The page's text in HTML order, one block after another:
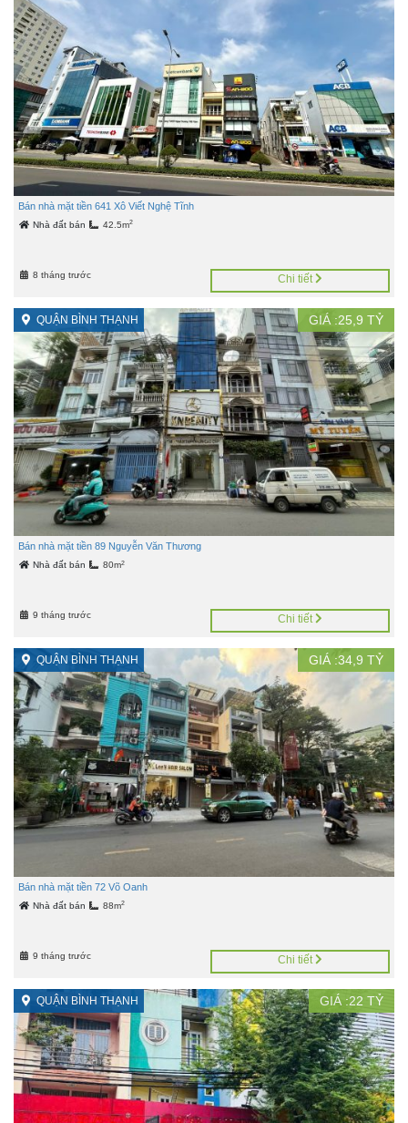
Bán nhà mặt tiền 641 Xô Viết Nghệ Tĩnh
Nhà đất bán 42.5m2
8 tháng trước Chi tiết
QUẬN BÌNH THẠNH GIÁ :25,9 TỶ
Bán nhà mặt tiền 89 Nguyễn Văn Thương
Nhà đất bán 80m2
9 tháng trước Chi tiết
QUẬN BÌNH THẠNH GIÁ :34,9 TỶ
Bán nhà mặt tiền 72 Võ Oanh
Nhà đất bán 88m2
9 tháng trước Chi tiết
QUẬN BÌNH THẠNH GIÁ :22 TỶ